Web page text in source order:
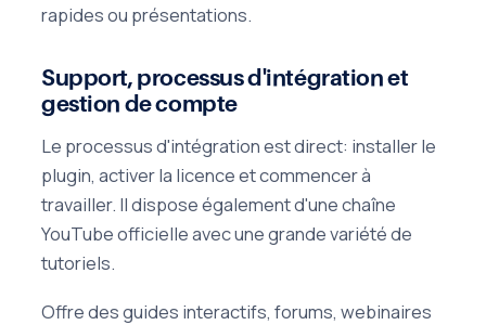
rapides ou présentations.
Support, processus d'intégration et
gestion de compte
Le processus d'intégration est direct: installer le
plugin, activer la licence et commencer à
travailler. Il dispose également d'une chaîne
YouTube officielle avec une grande variété de
tutoriels.
Offre des guides interactifs, forums, webinaires